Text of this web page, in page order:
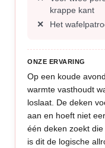
krappe kant
Het
ONZE ERVARING
Op een koude
warmte vasthoudt
loslaat. De deken
aan en hoeft niet
één deken zoekt
is dit de logische